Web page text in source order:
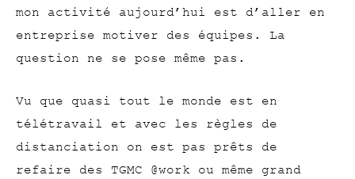
mon activité aujourd’hui est d’aller en
entreprise motiver des équipes. La
question ne se pose même pas.
Vu que quasi tout le monde est en
télétravail et avec les règles de
distanciation on est pas prêts de
refaire des TGMC @work ou même grand